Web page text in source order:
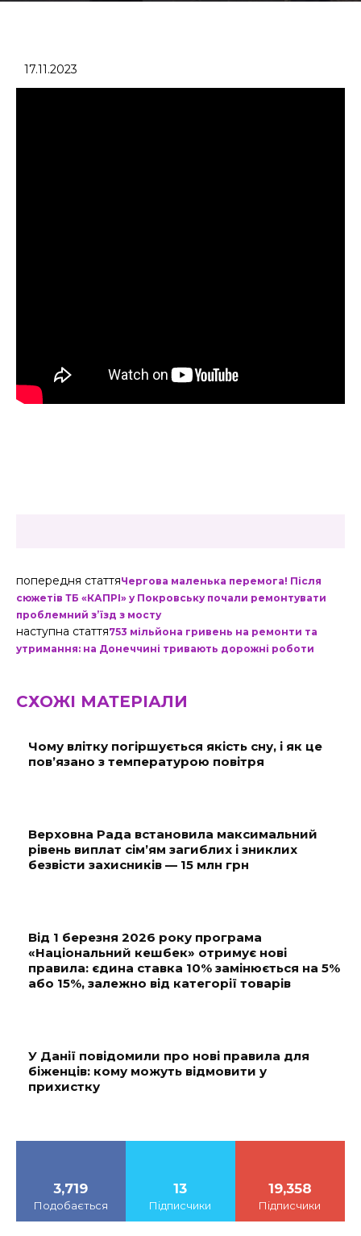
17.11.2023
попередня статтяЧергова маленька перемога! Після
сюжетів ТБ «КАПРІ» у Покровську почали ремонтувати
проблемний з’їзд з мосту
наступна стаття753 мільйона гривень на ремонти та
утримання: на Донеччині тривають дорожні роботи
СХОЖІ МАТЕРІАЛИ
Чому влітку погіршується якість сну, і як це
пов’язано з температурою повітря
Верховна Рада встановила максимальний
рівень виплат сім’ям загиблих і зниклих
безвісти захисників — 15 млн грн
Від 1 березня 2026 року програма
«Національний кешбек» отримує нові
правила: єдина ставка 10% замінюється на 5%
або 15%, залежно від категорії товарів
У Данії повідомили про нові правила для
біженців: кому можуть відмовити у
прихистку
3,719
Подобається
13
Підписчики
19,358
Підписчики